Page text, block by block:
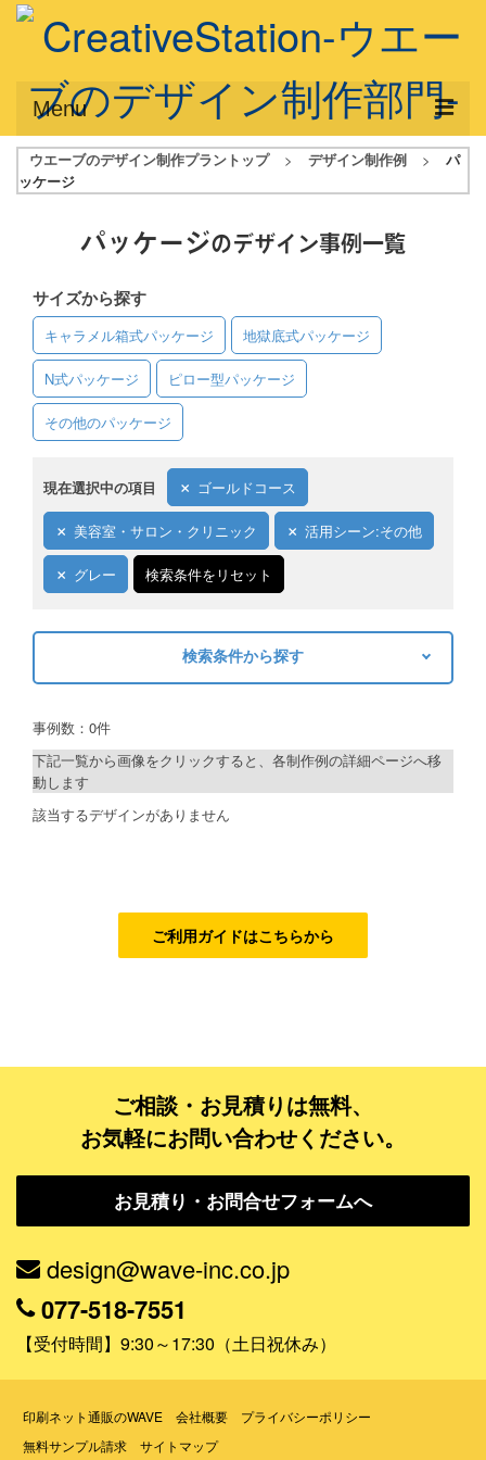
Menu
サービス概要
デザインアシスト
フルデザイン
データ修正
写真からイラスト作成
デザイン制作例
ご利用料金
ご利用ガイド
ご利用の流れ
キャンセルについて
資料をダウンロード
ご利用規約
ウエーブのデザイン制作プラントップ > デザイン制作例 >
パ
ッケージ
パッケージのデザイン事例一覧
サイズから探す
キャラメル箱式パッケージ 地獄底式パッケージ
N式パッケージ ピロー型パッケージ
その他のパッケージ
現在選択中の項目 ゴールドコース
美容室・サロン・クリニック 活用シーン:その他
グレー 検索条件をリセット
検索条件から探す
制作プランで探す
シルバーコース
ジャンルで探す
飲食店・カフェ
学校・塾・習い事
コンサート・ライブ・演劇
事例数：0件
下記一覧から画像をクリックすると、各制作例の詳細ページへ移
動します
該当するデザインがありません
ご利用ガイドはこちらから
ご相談・お見積りは無料、
お気軽にお問い合わせください。
お見積り・お問合せフォームへ
design@wave-inc.co.jp
077-518-7551
【受付時間】9:30～17:30（土日祝休み）
印刷ネット通販のWAVE 会社概要
プライバシーポリシー
無料サンプル請求
サイトマップ